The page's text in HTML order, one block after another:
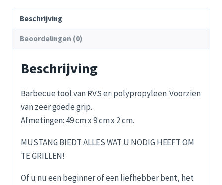
Beschrijving
Beoordelingen (0)
Beschrijving
Barbecue tool van RVS en polypropyleen. Voorzien
van zeer goede grip.
Afmetingen: 49 cm x 9 cm x 2 cm.
MUSTANG BIEDT ALLES WAT U NODIG HEEFT OM
TE GRILLEN!
Of u nu een beginner of een liefhebber bent, het